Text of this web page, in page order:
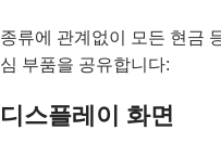
종류에 관계없이 모든 현금
심 부품을 공유합니다:
디스플레이 화면